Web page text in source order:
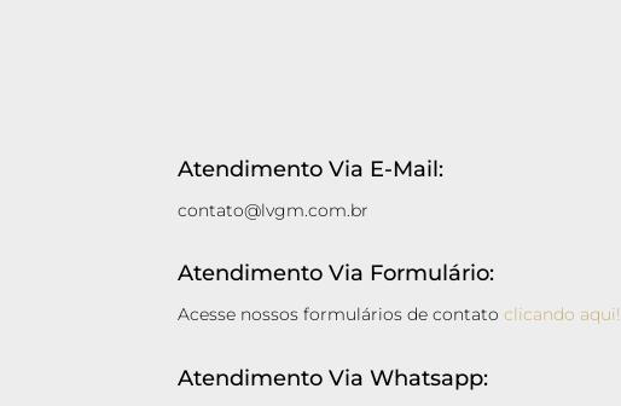
Atendimento Via E-Mail:
contato@lvgm.com.br
Atendimento Via Formulário:
Acesse nossos formulários de contato clicando aqui!
Atendimento Via Whatsapp: